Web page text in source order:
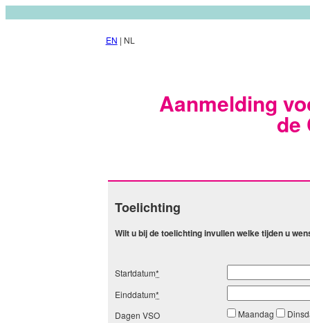
EN | NL
Aanmelding
de
Toelichting
Wilt u bij de toelichting invullen welke tijden u
Startdatum*
Einddatum*
Dagen VSO
Maandag